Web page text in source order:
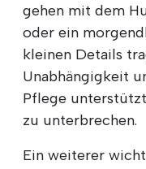
gehen mit dem
oder ein
kleinen Details
Unabhängigkeit
Pflege
zu unterbrechen.
Ein weiterer